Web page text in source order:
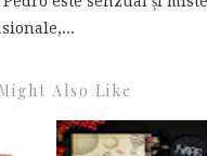
Also Like